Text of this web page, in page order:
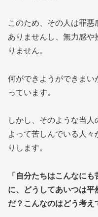
このため、その人は罪
ありませんし、無力感や
りません。
何ができようができまい
っています。
しかし、そのような当
よって苦しんでいる人
りします。
「自分たちはこんなに
に、どうしてあいつは
だ？こんなのはどう考え